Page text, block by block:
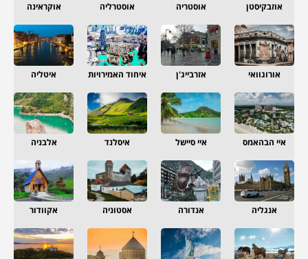
אוזבקיסטן אוסטריה אוסטרליה אוקראינה
אורוגוואי אזרבייג'ן איחוד האמירויות איטליה
איי הבהאמס איי סיישל איסלנד אלבניה
אנגליה אנדורה אסטוניה אקוודור